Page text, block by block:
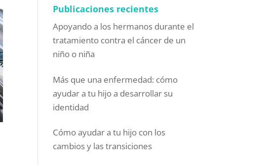
Publicaciones recientes
Apoyando a los hermanos durante el
tratamiento contra el cáncer de un
niño o niña
Más que una enfermedad: cómo
ayudar a tu hijo a desarrollar su
identidad
Cómo ayudar a tu hijo con los
cambios y las transiciones